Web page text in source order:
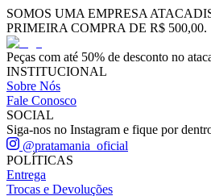
SOMOS UMA EMPRESA
PRIMEIRA COMPRA DE R$ 500,00.
Peças com até 50% de desconto no
INSTITUCIONAL
Sobre Nós
Fale Conosco
SOCIAL
Siga-nos no Instagram e fique por
@pratamania_oficial
POLÍTICAS
Entrega
Trocas e Devoluções